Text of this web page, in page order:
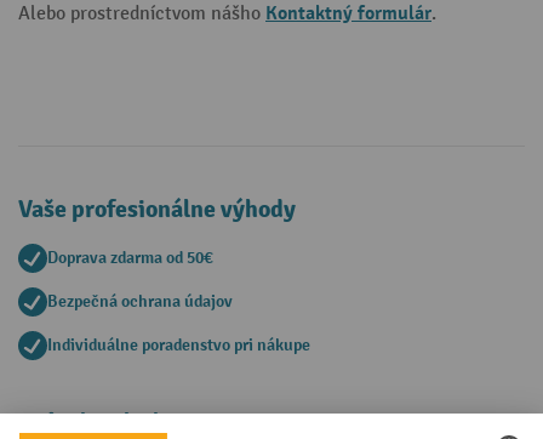
Alebo prostredníctvom nášho Kontaktný formulár.
Vaše profesionálne výhody
Doprava zdarma od 50€
Bezpečná ochrana údajov
Individuálne poradenstvo pri nákupe
Spôsoby platby